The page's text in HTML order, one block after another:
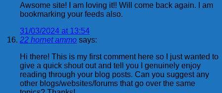
Awsome site! I am loving it!! Will come back again. I am
bookmarking your feeds also.
31/03/2024 at 13:54
22 hornet ammo says:
Hi there! This is my first comment here so I just wanted to
give a quick shout out and tell you I genuinely enjoy
reading through your blog posts. Can you suggest any
other blogs/websites/forums that go over the same